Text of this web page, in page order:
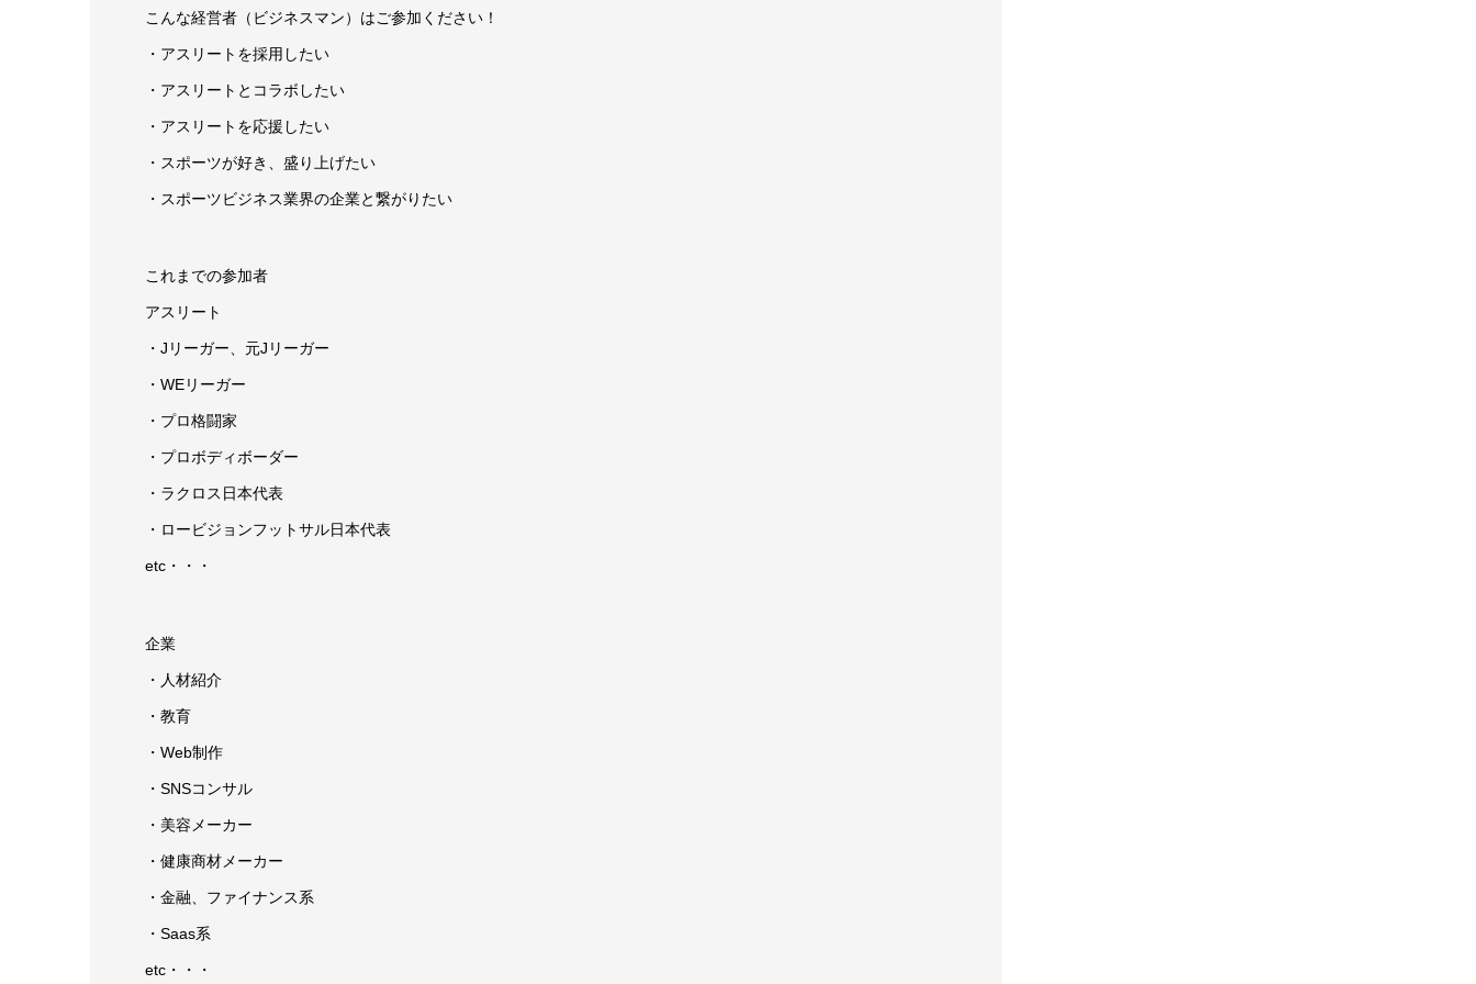
こんな経営者（ビジネスマン）はご参加ください！
・アスリートを採用したい
・アスリートとコラボしたい
・アスリートを応援したい
・スポーツが好き、盛り上げたい
・スポーツビジネス業界の企業と繋がりたい
これまでの参加者
アスリート
・Jリーガー、元Jリーガー
・WEリーガー
・プロ格闘家
・プロボディボーダー
・ラクロス日本代表
・ロービジョンフットサル日本代表
etc・・・
企業
・人材紹介
・教育
・Web制作
・SNSコンサル
・美容メーカー
・健康商材メーカー
・金融、ファイナンス系
・Saas系
etc・・・